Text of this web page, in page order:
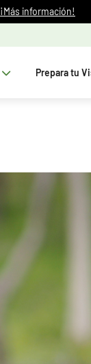
¡Más información!
Prepara tu